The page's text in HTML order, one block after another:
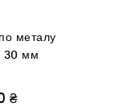
металу
30 мм
₴